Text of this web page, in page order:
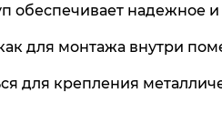
обеспечивает надежное
для монтажа внутри
для крепления